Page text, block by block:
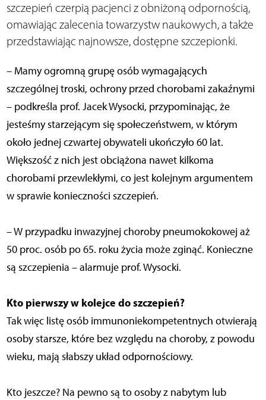
szczepień czerpią pacjenci z obniżoną odpornością,
omawiając zalecenia towarzystw naukowych, a także
przedstawiając najnowsze, dostępne szczepionki.
– Mamy ogromną grupę osób wymagających
szczególnej troski, ochrony przed chorobami zakaźnymi
– podkreśla prof. Jacek Wysocki, przypominając, że
jesteśmy starzejącym się społeczeństwem, w którym
około jednej czwartej obywateli ukończyło 60 lat.
Większość z nich jest obciążona nawet kilkoma
chorobami przewlekłymi, co jest kolejnym argumentem
w sprawie konieczności szczepień.
– W przypadku inwazyjnej choroby pneumokokowej aż
50 proc. osób po 65. roku życia może zginąć. Konieczne
są szczepienia – alarmuje prof. Wysocki.
Kto pierwszy w kolejce do szczepień?
Tak więc listę osób immunoniekompetentnych otwierają
osoby starsze, które bez względu na choroby, z powodu
wieku, mają słabszy układ odpornościowy.
Kto jeszcze? Na pewno są to osoby z nabytym lub